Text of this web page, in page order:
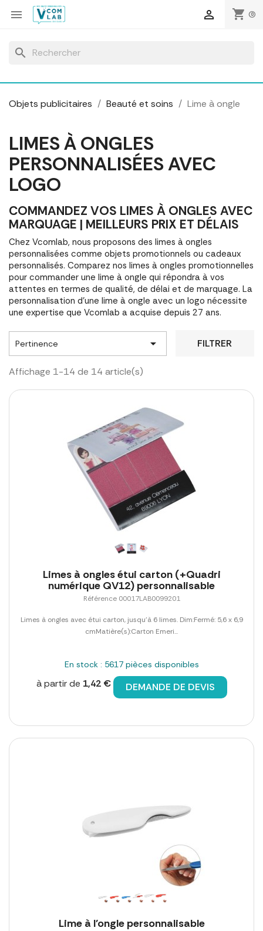
 shopping_cart (0)

search
Objets publicitaires Beauté et soins Lime à ongle
LIMES À ONGLES
PERSONNALISÉES AVEC
LOGO
COMMANDEZ VOS LIMES À ONGLES AVEC
MARQUAGE | MEILLEURS PRIX ET DÉLAIS
Chez Vcomlab, nous proposons des limes à ongles
personnalisées comme objets promotionnels ou cadeaux
personnalisés. Comparez nos limes à ongles promotionnelles
pour commander une lime à ongle qui répondra à vos
attentes en termes de qualité, de délai et de marquage. La
personnalisation d'une lime à ongle avec un logo nécessite
une expertise que Vcomlab a acquise depuis 27 ans.
Pertinence  FILTRER
Affichage 1-14 de 14 article(s)
Limes à ongles étui carton (+Quadri
numérique QV12) personnalisable
Référence 00017LAB0099201
Limes à ongles avec étui carton, jusqu'à 6 limes. Dim:Fermé: 5,6 x 6,9
cmMatière(s):Carton Emeri...
En stock : 5617 pièces disponibles
à partir de 1,42 € DEMANDE DE DEVIS
Lime à l'ongle personnalisable
Panneau de gestion des cookies